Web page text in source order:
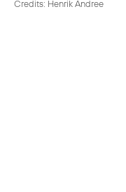
Credits: Henrik Andree